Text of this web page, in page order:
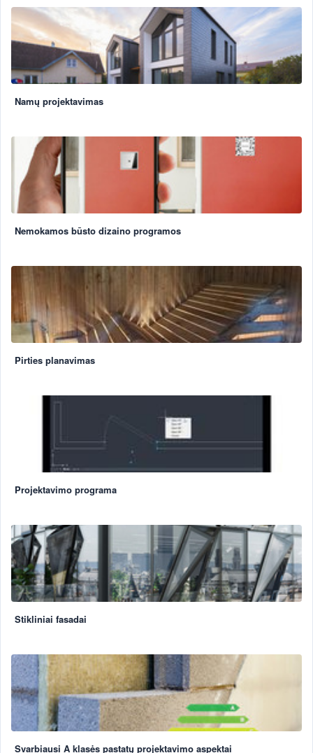
Namų projektavimas
Nemokamos būsto dizaino programos
Pirties planavimas
Projektavimo programa
Stikliniai fasadai
Svarbiausi A klasės pastatų projektavimo aspektai